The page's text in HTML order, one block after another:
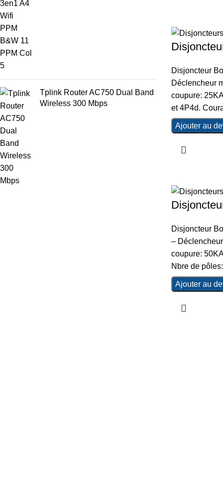
Tplink Router AC750 Dual Band
Wireless 300 Mbps
Disjoncteur
Déclencheur
coupure:
et 4P4d.
Ajouter au
Disjoncteur
–
coupure:
Nbre de
Ajouter au